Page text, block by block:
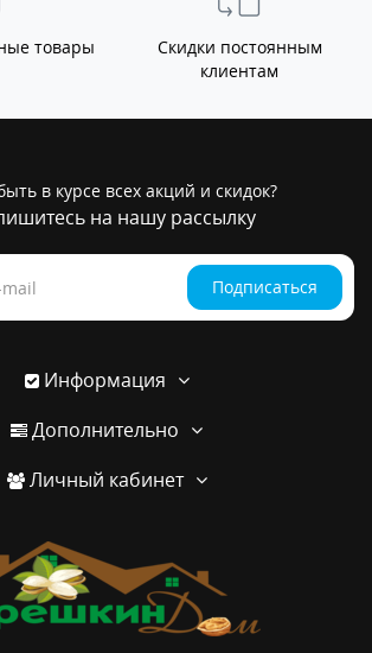
товары
Скидки постоянным
клиентам
в курсе всех акций и скидок?
на нашу рассылку
Подписаться
Информация
Дополнительно
Личный кабинет